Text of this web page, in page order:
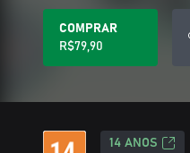
COMPRAR
R$79,90
14 ANOS